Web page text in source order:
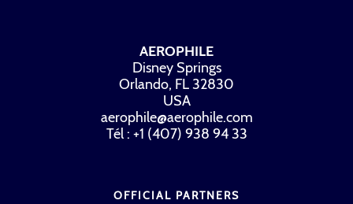
AEROPHILE
Disney Springs
Orlando, FL 32830
USA
aerophile@aerophile.com
Tél : +1 (407) 938 94 33
OFFICIAL PARTNERS